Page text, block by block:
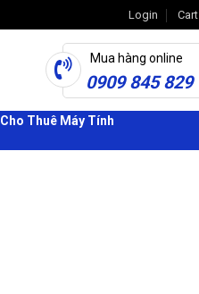
Login Cart
Mua hàng online
0909 845 829
Cho Thuê Máy Tính